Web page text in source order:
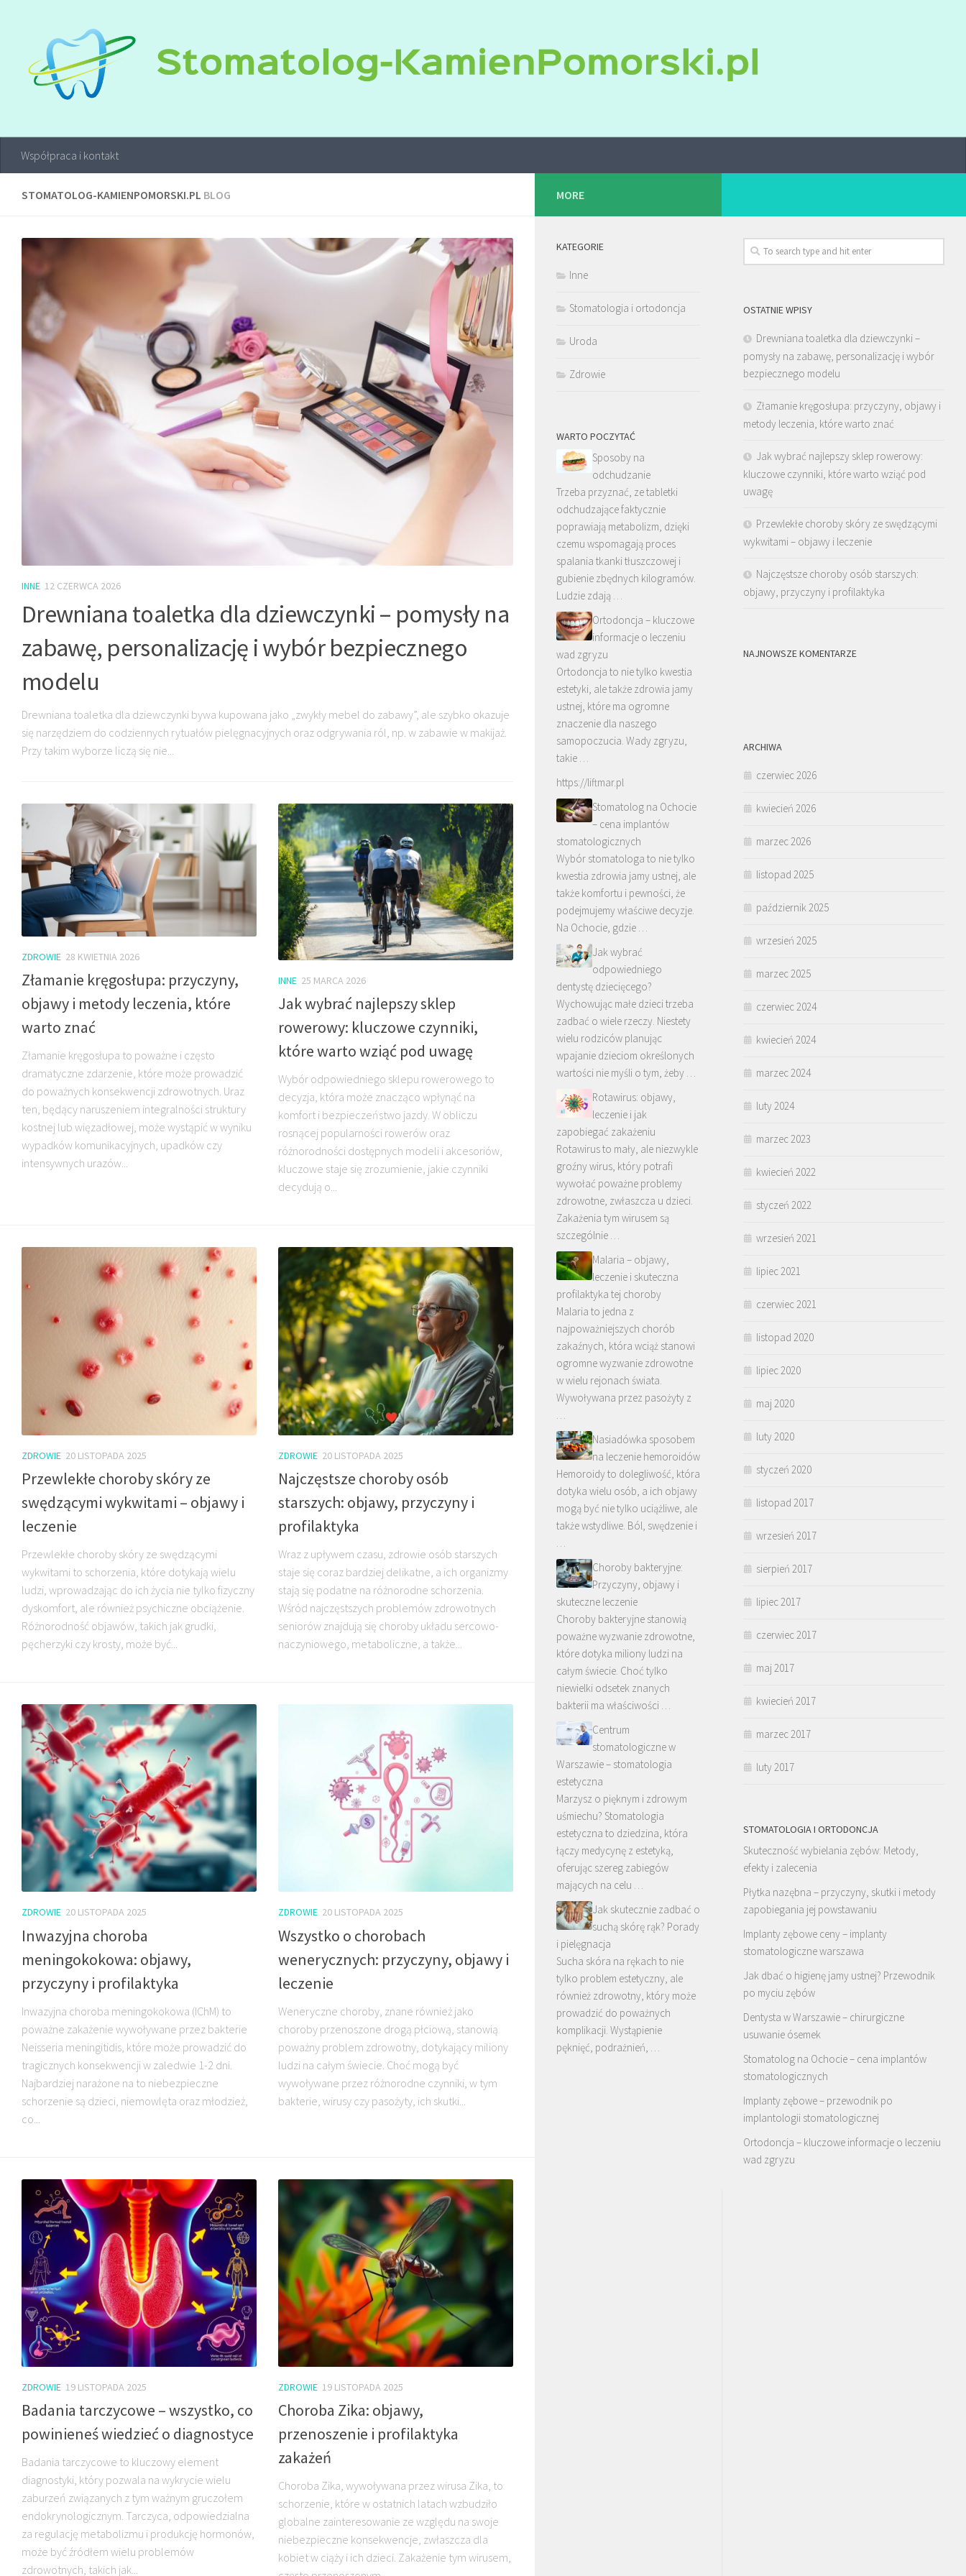
Współpraca i kontakt
STOMATOLOG-KAMIENPOMORSKI.PL BLOG
INNE 12 CZERWCA 2026
Drewniana toaletka dla dziewczynki – pomysły na
zabawę, personalizację i wybór bezpiecznego
modelu
Drewniana toaletka dla dziewczynki bywa kupowana jako „zwykły mebel do zabawy”, ale szybko okazuje
się narzędziem do codziennych rytuałów pielęgnacyjnych oraz odgrywania ról, np. w zabawie w makijaż.
Przy takim wyborze liczą się nie...
ZDROWIE 28 KWIETNIA 2026
Złamanie kręgosłupa: przyczyny,
objawy i metody leczenia, które
warto znać
Złamanie kręgosłupa to poważne i często
dramatyczne zdarzenie, które może prowadzić
do poważnych konsekwencji zdrowotnych. Uraz
ten, będący naruszeniem integralności struktury
kostnej lub więzadłowej, może wystąpić w wyniku
wypadków komunikacyjnych, upadków czy
intensywnych urazów...
INNE 25 MARCA 2026
Jak wybrać najlepszy sklep
rowerowy: kluczowe czynniki,
które warto wziąć pod uwagę
Wybór odpowiedniego sklepu rowerowego to
decyzja, która może znacząco wpłynąć na
komfort i bezpieczeństwo jazdy. W obliczu
rosnącej popularności rowerów oraz
różnorodności dostępnych modeli i akcesoriów,
kluczowe staje się zrozumienie, jakie czynniki
decydują o...
ZDROWIE 20 LISTOPADA 2025
Przewlekłe choroby skóry ze
swędzącymi wykwitami – objawy i
leczenie
Przewlekłe choroby skóry ze swędzącymi
wykwitami to schorzenia, które dotykają wielu
ludzi, wprowadzając do ich życia nie tylko fizyczny
dyskomfort, ale również psychiczne obciążenie.
Różnorodność objawów, takich jak grudki,
pęcherzyki czy krosty, może być...
ZDROWIE 20 LISTOPADA 2025
Najczęstsze choroby osób
starszych: objawy, przyczyny i
profilaktyka
Wraz z upływem czasu, zdrowie osób starszych
staje się coraz bardziej delikatne, a ich organizmy
stają się podatne na różnorodne schorzenia.
Wśród najczęstszych problemów zdrowotnych
seniorów znajdują się choroby układu sercowo-
naczyniowego, metaboliczne, a także...
ZDROWIE 20 LISTOPADA 2025
Inwazyjna choroba
meningokokowa: objawy,
przyczyny i profilaktyka
Inwazyjna choroba meningokokowa (IChM) to
poważne zakażenie wywoływane przez bakterie
Neisseria meningitidis, które może prowadzić do
tragicznych konsekwencji w zaledwie 1-2 dni.
Najbardziej narażone na to niebezpieczne
schorzenie są dzieci, niemowlęta oraz młodzież,
co...
ZDROWIE 20 LISTOPADA 2025
Wszystko o chorobach
wenerycznych: przyczyny, objawy i
leczenie
Weneryczne choroby, znane również jako
choroby przenoszone drogą płciową, stanowią
poważny problem zdrowotny, dotykający miliony
ludzi na całym świecie. Choć mogą być
wywoływane przez różnorodne czynniki, w tym
bakterie, wirusy czy pasożyty, ich skutki...
ZDROWIE 19 LISTOPADA 2025
Badania tarczycowe – wszystko, co
powinieneś wiedzieć o diagnostyce
Badania tarczycowe to kluczowy element
diagnostyki, który pozwala na wykrycie wielu
zaburzeń związanych z tym ważnym gruczołem
endokrynologicznym. Tarczyca, odpowiedzialna
za regulację metabolizmu i produkcję hormonów,
może być źródłem wielu problemów
zdrowotnych, takich jak...
ZDROWIE 19 LISTOPADA 2025
Choroba Zika: objawy,
przenoszenie i profilaktyka
zakażeń
Choroba Zika, wywoływana przez wirusa Zika, to
schorzenie, które w ostatnich latach wzbudziło
globalne zainteresowanie ze względu na swoje
niebezpieczne konsekwencje, zwłaszcza dla
kobiet w ciąży i ich dzieci. Zakażenie tym wirusem,
OSTATNIE WPISY
Drewniana toaletka dla dziewczynki –
pomysły na zabawę, personalizację i wybór
bezpiecznego modelu
Złamanie kręgosłupa: przyczyny, objawy i
metody leczenia, które warto znać
Jak wybrać najlepszy sklep rowerowy:
kluczowe czynniki, które warto wziąć pod
uwagę
Przewlekłe choroby skóry ze swędzącymi
wykwitami – objawy i leczenie
Najczęstsze choroby osób starszych:
objawy, przyczyny i profilaktyka
NAJNOWSZE KOMENTARZE
ARCHIWA
czerwiec 2026
kwiecień 2026
marzec 2026
listopad 2025
październik 2025
wrzesień 2025
marzec 2025
czerwiec 2024
kwiecień 2024
marzec 2024
luty 2024
marzec 2023
kwiecień 2022
styczeń 2022
wrzesień 2021
lipiec 2021
czerwiec 2021
listopad 2020
lipiec 2020
maj 2020
luty 2020
styczeń 2020
listopad 2017
wrzesień 2017
sierpień 2017
lipiec 2017
czerwiec 2017
maj 2017
kwiecień 2017
marzec 2017
luty 2017
STOMATOLOGIA I ORTODONCJA
Skuteczność wybielania zębów: Metody,
efekty i zalecenia
Płytka nazębna – przyczyny, skutki i metody
zapobiegania jej powstawaniu
Implanty zębowe ceny – implanty
stomatologiczne warszawa
Jak dbać o higienę jamy ustnej? Przewodnik
po myciu zębów
Dentysta w Warszawie – chirurgiczne
usuwanie ósemek
Stomatolog na Ochocie – cena implantów
stomatologicznych
Implanty zębowe – przewodnik po
implantologii stomatologicznej
Ortodoncja – kluczowe informacje o leczeniu
wad zgryzu
MORE
KATEGORIE
Inne
Stomatologia i ortodoncja
Uroda
Zdrowie
WARTO POCZYTAĆ
Sposoby na
odchudzanie
Trzeba przyznać, ze tabletki
odchudzające faktycznie
poprawiają metabolizm, dzięki
czemu wspomagają proces
spalania tkanki tłuszczowej i
gubienie zbędnych kilogramów.
Ludzie zdają …
Ortodoncja – kluczowe
informacje o leczeniu
wad zgryzu
Ortodoncja to nie tylko kwestia
estetyki, ale także zdrowia jamy
ustnej, które ma ogromne
znaczenie dla naszego
samopoczucia. Wady zgryzu,
takie …
https://liftmar.pl
Stomatolog na Ochocie
– cena implantów
stomatologicznych
Wybór stomatologa to nie tylko
kwestia zdrowia jamy ustnej, ale
także komfortu i pewności, że
podejmujemy właściwe decyzje.
Na Ochocie, gdzie …
Jak wybrać
odpowiedniego
dentystę dziecięcego?
Wychowując małe dzieci trzeba
zadbać o wiele rzeczy. Niestety
wielu rodziców planując
wpajanie dzieciom określonych
wartości nie myśli o tym, żeby …
Rotawirus: objawy,
leczenie i jak
zapobiegać zakażeniu
Rotawirus to mały, ale niezwykle
groźny wirus, który potrafi
wywołać poważne problemy
zdrowotne, zwłaszcza u dzieci.
Zakażenia tym wirusem są
szczególnie …
Malaria – objawy,
leczenie i skuteczna
profilaktyka tej choroby
Malaria to jedna z
najpoważniejszych chorób
zakaźnych, która wciąż stanowi
ogromne wyzwanie zdrowotne
w wielu rejonach świata.
Wywoływana przez pasożyty z
…
Nasiadówka sposobem
na leczenie hemoroidów
Hemoroidy to dolegliwość, która
dotyka wielu osób, a ich objawy
mogą być nie tylko uciążliwe, ale
także wstydliwe. Ból, swędzenie i
…
Choroby bakteryjne:
Przyczyny, objawy i
skuteczne leczenie
Choroby bakteryjne stanowią
poważne wyzwanie zdrowotne,
które dotyka miliony ludzi na
całym świecie. Choć tylko
niewielki odsetek znanych
bakterii ma właściwości …
Centrum
stomatologiczne w
Warszawie – stomatologia
estetyczna
Marzysz o pięknym i zdrowym
uśmiechu? Stomatologia
estetyczna to dziedzina, która
łączy medycynę z estetyką,
oferując szereg zabiegów
mających na celu …
Jak skutecznie zadbać o
suchą skórę rąk? Porady
i pielęgnacja
Sucha skóra na rękach to nie
tylko problem estetyczny, ale
również zdrowotny, który może
prowadzić do poważnych
komplikacji. Wystąpienie
pęknięć, podrażnień, …